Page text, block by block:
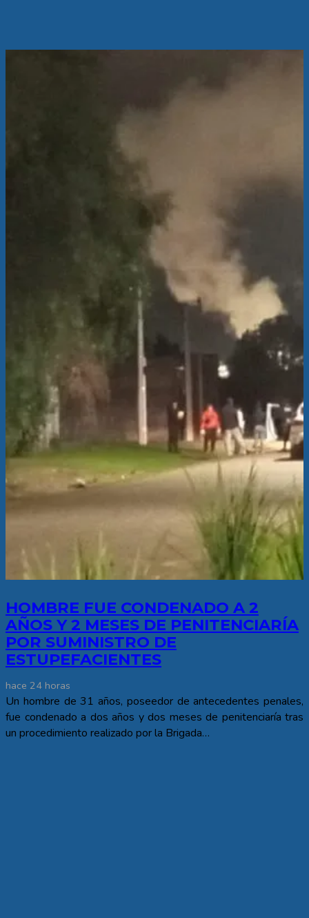
HOMBRE FUE CONDENADO A 2
AÑOS Y 2 MESES DE PENITENCIARÍA
POR SUMINISTRO DE
ESTUPEFACIENTES
hace 24 horas
Un hombre de 31 años, poseedor de antecedentes penales,
fue condenado a dos años y dos meses de penitenciaría tras
un procedimiento realizado por la Brigada…